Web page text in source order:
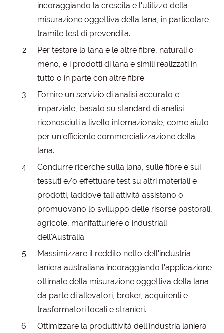
incoraggiando la crescita e l'utilizzo della
misurazione oggettiva della lana, in particolare
tramite test di prevendita.
Per testare la lana e le altre fibre, naturali o
meno, e i prodotti di lana e simili realizzati in
tutto o in parte con altre fibre.
Fornire un servizio di analisi accurato e
imparziale, basato su standard di analisi
riconosciuti a livello internazionale, come aiuto
per un'efficiente commercializzazione della
lana.
Condurre ricerche sulla lana, sulle fibre e sui
tessuti e/o effettuare test su altri materiali e
prodotti, laddove tali attività assistano o
promuovano lo sviluppo delle risorse pastorali,
agricole, manifatturiere o industriali
dell'Australia.
Massimizzare il reddito netto dell'industria
laniera australiana incoraggiando l'applicazione
ottimale della misurazione oggettiva della lana
da parte di allevatori, broker, acquirenti e
trasformatori locali e stranieri.
Ottimizzare la produttività dell'industria laniera